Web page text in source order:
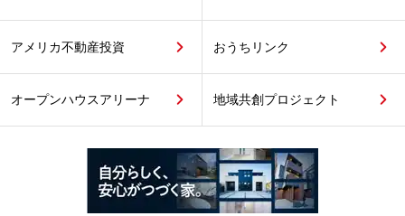
アメリカ不動産投資 おうちリンク
オープンハウスアリーナ 地域共創プロジェクト